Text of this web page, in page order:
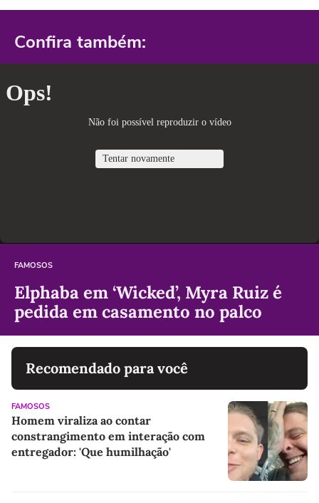
Confira também:
FAMOSOS
Elphaba em ‘Wicked’, Myra Ruiz é
pedida em casamento no palco
Recomendado para você
FAMOSOS
Homem viraliza ao contar
constrangimento em interação com
entregador: 'Que humilhação'